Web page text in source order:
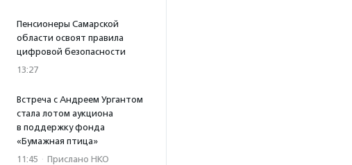
Пенсионеры Самарской
области освоят правила
цифровой безопасности
13:27
Встреча с Андреем Ургантом
стала лотом аукциона
в поддержку фонда
«Бумажная птица»
11:45 · Прислано НКО